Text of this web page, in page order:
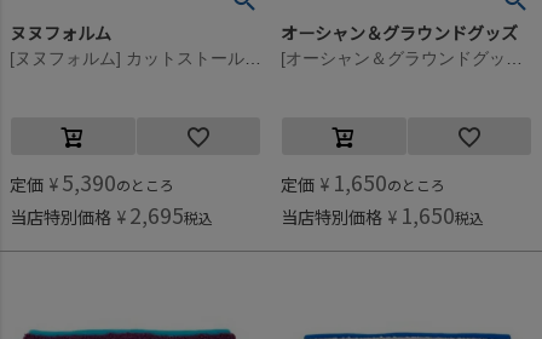
ヌヌフォルム
定価 ¥ 5,390のところ
当店特別価格 ¥ 2,695税込
オーシャン＆グラウンドグッズ
定価 ¥ 1,650のところ
当店特別価格 ¥ 1,650税込